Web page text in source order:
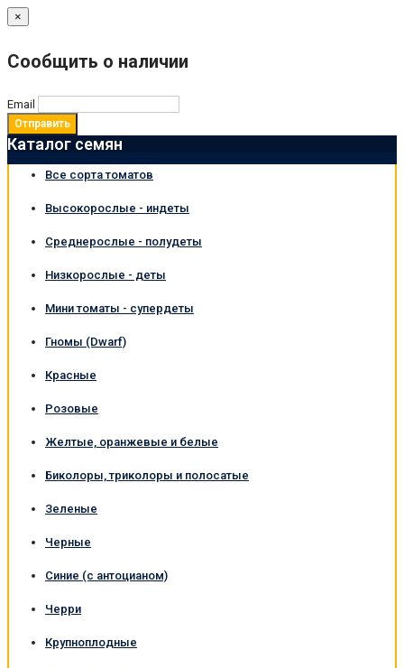
×
Сообщить о наличии
Email
Отправить
Каталог семян
Все сорта томатов
Высокорослые - индеты
Среднерослые - полудеты
Низкорослые - деты
Мини томаты - супердеты
Гномы (Dwarf)
Красные
Розовые
Желтые, оранжевые и белые
Биколоры, триколоры и полосатые
Зеленые
Черные
Синие (с антоцианом)
Черри
Крупноплодные